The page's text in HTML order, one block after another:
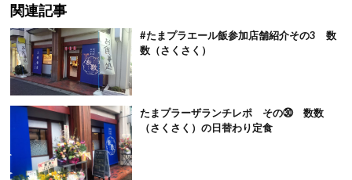
関連記事
#たまプラエール飯参加店舗紹介その3 数
数（さくさく）
たまプラーザランチレポ その㉚ 数数
（さくさく）の日替わり定食